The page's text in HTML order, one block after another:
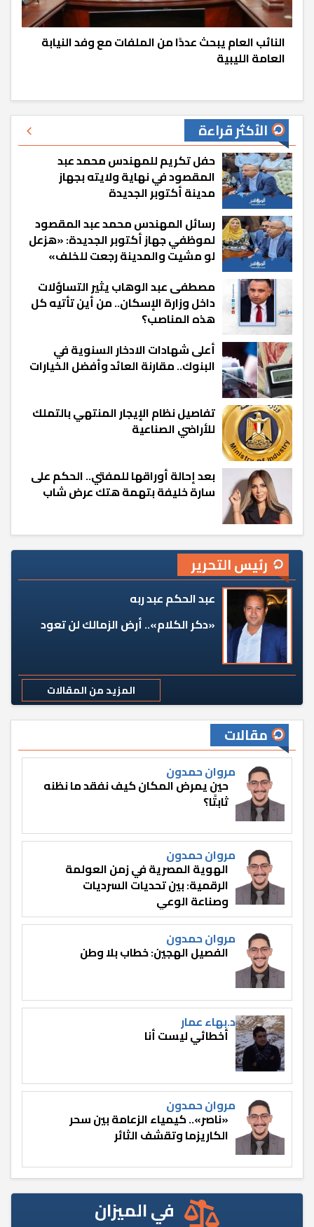
النائب العام يبحث عددًا من الملفات مع وفد النيابة
العامة الليبية
الأكثر قراءة
حفل تكريم للمهندس محمد عبد
المقصود في نهاية ولايته بجهاز
مدينة أكتوبر الجديدة
رسائل المهندس محمد عبد المقصود
لموظفي جهاز أكتوبر الجديدة: «هزعل
لو مشيت والمدينة رجعت للخلف»
مصطفى عبد الوهاب يثير التساؤلات
داخل وزارة الإسكان.. من أين تأتيه كل
هذه المناصب؟
أعلى شهادات الادخار السنوية في
البنوك.. مقارنة العائد وأفضل الخيارات
تفاصيل نظام الإيجار المنتهي بالتملك
للأراضي الصناعية
بعد إحالة أوراقها للمفتي.. الحكم على
سارة خليفة بتهمة هتك عرض شاب
رئيس التحرير
عبد الحكم عبد ربه
«دكر الكلام».. أرض الزمالك لن تعود
المزيد من المقالات
مقالات
مروان حمدون
حين يمرض المكان كيف نفقد ما نظنه
ثابتًا؟
مروان حمدون
الهوية المصرية في زمن العولمة
الرقمية: بين تحديات السرديات
وصناعة الوعي
مروان حمدون
الفصيل الهجين: خطاب بلا وطن
د.بهاء عمار
أخطائي ليست أنا
مروان حمدون
«ناصر».. كيمياء الزعامة بين سحر
الكاريزما وتقشف الثائر
في الميزان